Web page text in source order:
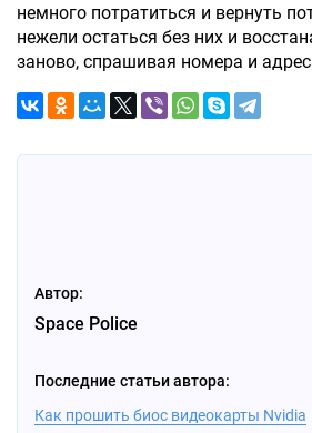
немного потратиться и вернуть
нежели остаться без них и
заново, спрашивая номера и
Автор:
Space Police
Последние статьи автора:
Как прошить биос видеокарты Nvidia